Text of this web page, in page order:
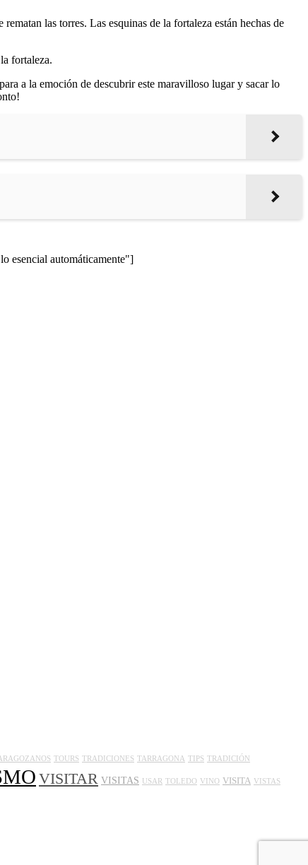
las torres. Las esquinas de la fortaleza están hechas de
fortaleza.
a la emoción de descubrir este maravilloso lugar y sacar lo
esencial automáticamente"]
TOURS TRADICIONES TARRAGONA TIPS TRADICIÓN
VISITAR VISITAS USAR TOLEDO VINO VISITA VISTAS